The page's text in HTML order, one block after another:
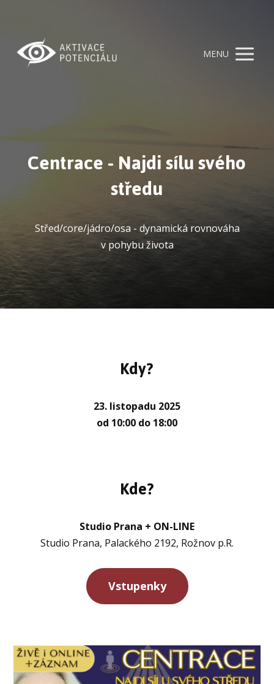
MENU
Centrace - Najdi sílu svého
středu
Střed/core/jádro/osa - dynamická rovnováha
v pohybu života
Kdy?
23. listopadu 2025
od 10:00 do 18:00
Kde?
Studio Prana + ON-LINE
Studio Prana, Palackého 2192, Rožnov p.R.
Vstupenky